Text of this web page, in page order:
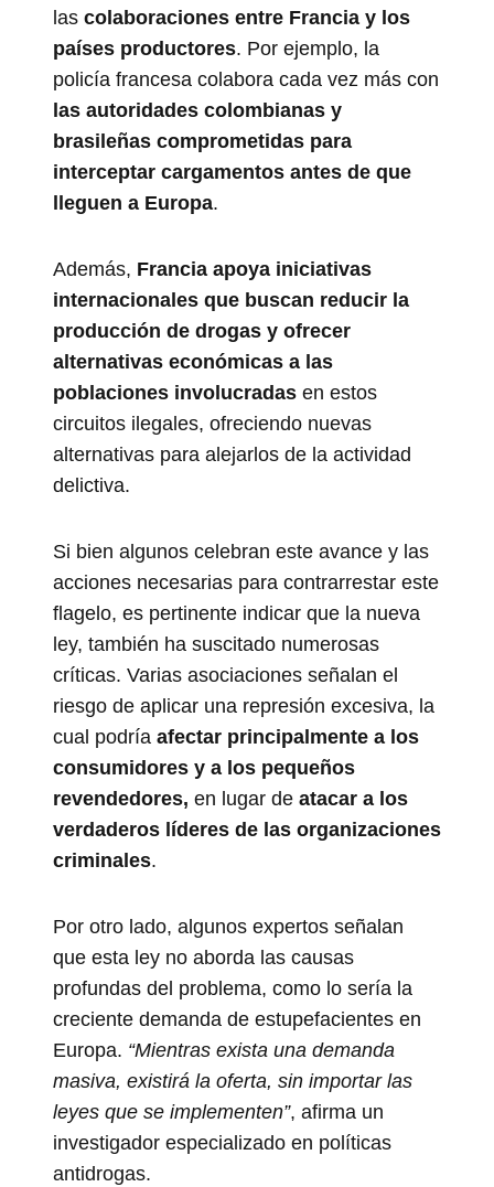
las colaboraciones entre Francia y los
países productores. Por ejemplo, la
policía francesa colabora cada vez más con
las autoridades colombianas y
brasileñas comprometidas para
interceptar cargamentos antes de que
lleguen a Europa.
Además, Francia apoya iniciativas
internacionales que buscan reducir la
producción de drogas y ofrecer
alternativas económicas a las
poblaciones involucradas en estos
circuitos ilegales, ofreciendo nuevas
alternativas para alejarlos de la actividad
delictiva.
Si bien algunos celebran este avance y las
acciones necesarias para contrarrestar este
flagelo, es pertinente indicar que la nueva
ley, también ha suscitado numerosas
críticas. Varias asociaciones señalan el
riesgo de aplicar una represión excesiva, la
cual podría afectar principalmente a los
consumidores y a los pequeños
revendedores, en lugar de atacar a los
verdaderos líderes de las organizaciones
criminales.
Por otro lado, algunos expertos señalan
que esta ley no aborda las causas
profundas del problema, como lo sería la
creciente demanda de estupefacientes en
Europa. “Mientras exista una demanda
masiva, existirá la oferta, sin importar las
leyes que se implementen”, afirma un
investigador especializado en políticas
antidrogas.